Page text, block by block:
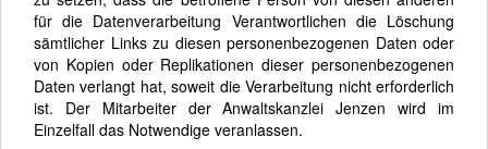
für die Datenverarbeitung Verantwortlichen die Löschung
sämtlicher Links zu diesen personenbezogenen Daten oder
von Kopien oder Replikationen dieser personenbezogenen
Daten verlangt hat, soweit die Verarbeitung nicht erforderlich
ist. Der Mitarbeiter der Anwaltskanzlei Jenzen wird im
Einzelfall das Notwendige veranlassen.